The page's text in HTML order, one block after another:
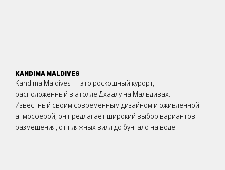
KANDIMA MALDIVES
Kandima Maldives — это роскошный курорт,
расположенный в атолле Дхаалу на Мальдивах.
Известный своим современным дизайном и оживленной
атмосферой, он предлагает широкий выбор вариантов
размещения, от пляжных вилл до бунгало на воде.